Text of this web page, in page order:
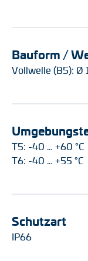
Bauform /
Vollwelle (B5): Ø
T5: -40 … +60 °C
T6: -40 … +55 °C
Schutzart
IP66